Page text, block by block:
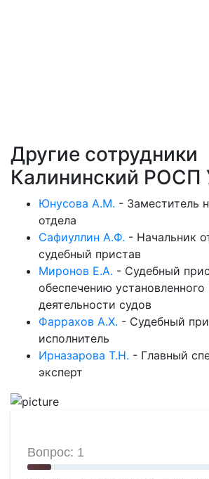
Другие сотрудники
Калининский РОСП
Юнусова А.М. - Заместитель
отдела
Сафиуллин А.Ф. - Начальник
судебный пристав
Миронов Е.А. - Судебный
обеспечению установленного
деятельности судов
Фаррахов А.Х. - Судебный
исполнитель
Ирназарова Т.Н. - Главный
эксперт